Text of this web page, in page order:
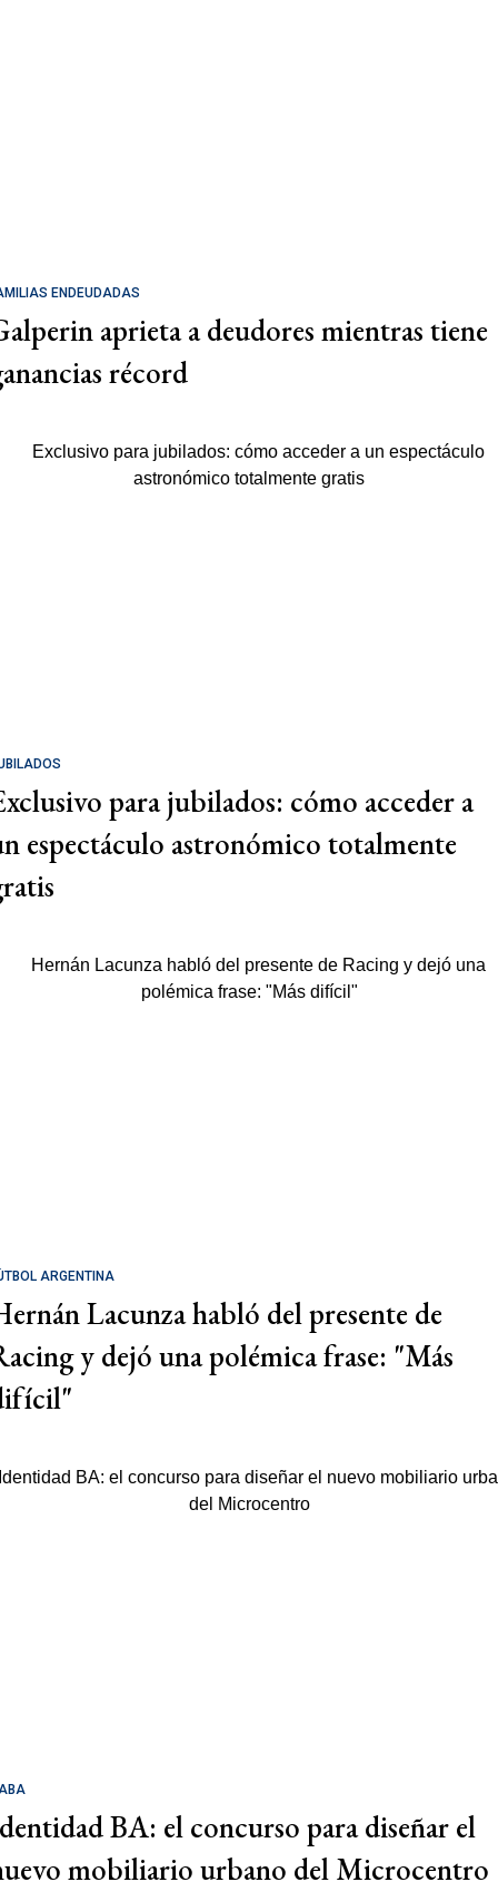
ENDEUDADAS
aprieta a deudores mientras tiene
récord
para jubilados: cómo acceder a
espectáculo astronómico totalmente
ARGENTINA
Lacunza habló del presente de
y dejó una polémica frase: "Más
BA: el concurso para diseñar el
mobiliario urbano del Microcentro